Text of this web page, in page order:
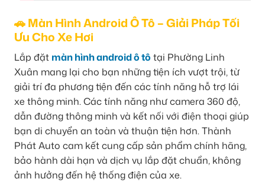
🚗 Màn Hình Android Ô Tô – Giải Pháp Tối
Ưu Cho Xe Hơi
Lắp đặt màn hình android ô tôtại Phường Linh
Xuân mang lại cho bạn những tiện ích vượt trội, từ
giải trí đa phương tiện đến các tính năng hỗ trợ lái
xe thông minh. Các tính năng như camera 360 độ,
dẫn đường thông minh và kết nối với điện thoại giúp
bạn di chuyển an toàn và thuận tiện hơn. Thành
Phát Auto cam kết cung cấp sản phẩm chính hãng,
bảo hành dài hạn và dịch vụ lắp đặt chuẩn, không
ảnh hưởng đến hệ thống điện của xe.